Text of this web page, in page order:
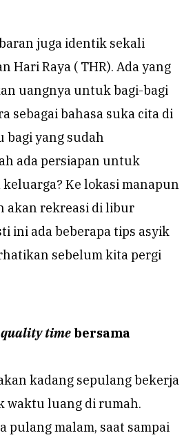
juga identik sekali
Hari Raya ( THR). Ada yang
uangnya untuk bagi-bagi
sebagai bahasa suka cita di
bagi yang sudah
ada persiapan untuk
Ke lokasi manapun
akan rekreasi di libur
ini ada beberapa tips asyik
sebelum kita pergi
quality time bersama
kadang sepulang bekerja
waktu luang di rumah.
pulang malam, saat sampai